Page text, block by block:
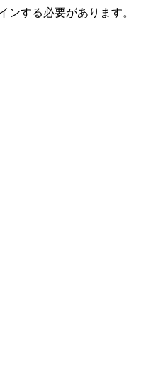
ンする必要があります。